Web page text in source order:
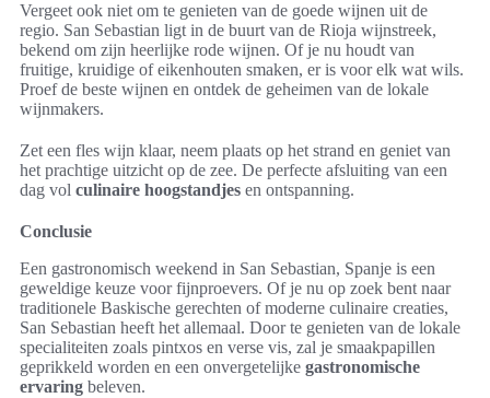
Vergeet ook niet om te genieten van de goede wijnen uit de
regio. San Sebastian ligt in de buurt van de Rioja wijnstreek,
bekend om zijn heerlijke rode wijnen. Of je nu houdt van
fruitige, kruidige of eikenhouten smaken, er is voor elk wat wils.
Proef de beste wijnen en ontdek de geheimen van de lokale
wijnmakers.
Zet een fles wijn klaar, neem plaats op het strand en geniet van
het prachtige uitzicht op de zee. De perfecte afsluiting van een
dag vol culinaire hoogstandjes en ontspanning.
Conclusie
Een gastronomisch weekend in San Sebastian, Spanje is een
geweldige keuze voor fijnproevers. Of je nu op zoek bent naar
traditionele Baskische gerechten of moderne culinaire creaties,
San Sebastian heeft het allemaal. Door te genieten van de lokale
specialiteiten zoals pintxos en verse vis, zal je smaakpapillen
geprikkeld worden en een onvergetelijke gastronomische
ervaring beleven.